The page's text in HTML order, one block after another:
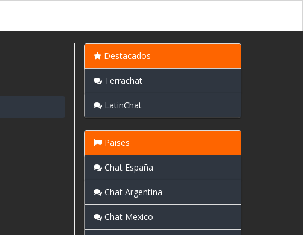
Destacados
Terrachat
LatinChat
Paises
Chat España
Chat Argentina
Chat Mexico